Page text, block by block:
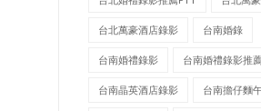
台北萬豪酒店錄影 台南婚錄
台南婚禮錄影 台南婚禮錄影推薦
台南晶英酒店錄影 台南擔仔麵